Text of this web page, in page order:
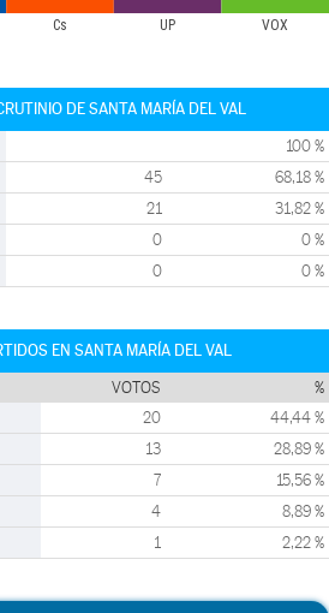
Cs UP VOX
DE SANTA MARÍA DEL VAL
100 %
45 68,18 %
21 31,82 %
0 0 %
0 0 %
EN SANTA MARÍA DEL VAL
VOTOS %
20 44,44 %
13 28,89 %
7 15,56 %
4 8,89 %
1 2,22 %